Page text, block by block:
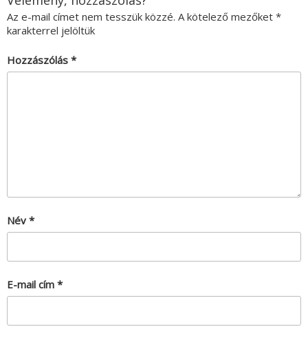
Az e-mail címet nem tesszük közzé. A kötelező mezőket *
karakterrel jelöltük
Hozzászólás *
Név *
E-mail cím *